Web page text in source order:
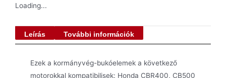
Loading...
Leírás További információk
Ezek a kormányvég-bukóelemek a következő
motorokkal kompatibilisek: Honda CBR400, CB500